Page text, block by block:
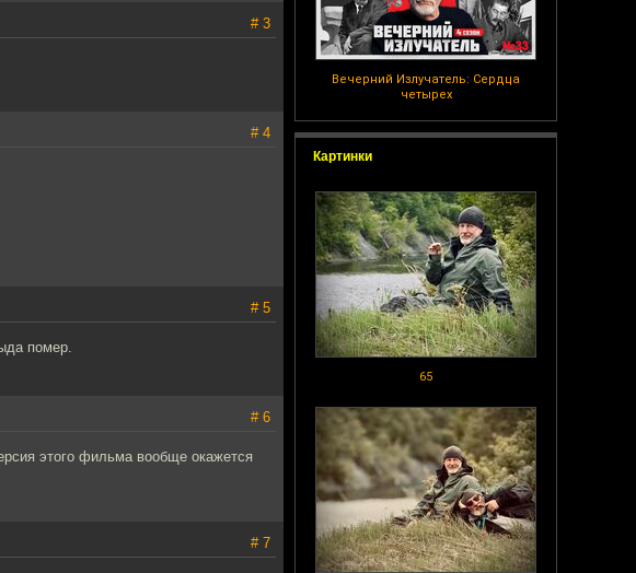
Вечерний Излучатель: Сердца
четырех
Картинки
65
# 3
# 4
# 5
помер.
# 6
этого фильма вообще окажется
# 7